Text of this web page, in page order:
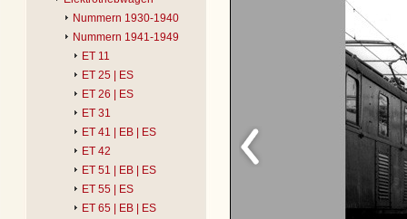
Nummern 1930-1940
Nummern 1941-1949
ET 11
ET 25 | ES
ET 26 | ES
ET 31
ET 41 | EB | ES
ET 42
ET 51 | EB | ES
ET 55 | ES
ET 65 | EB | ES